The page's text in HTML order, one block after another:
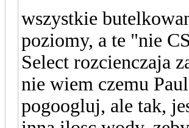
wszystkie
poziomy, a te "nie
Select rozcienczaja
nie wiem czemu
pogoogluj, ale tak,